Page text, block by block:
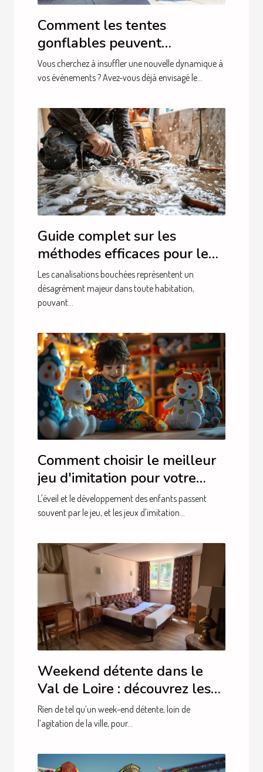
Comment les tentes
gonflables peuvent
dynamiser vos événements
Vous cherchez à insuffler une nouvelle dynamique à
vos événements ? Avez-vous déjà envisagé le...
Guide complet sur les
méthodes efficaces pour le
débouchage de canalisations
Les canalisations bouchées représentent un
désagrément majeur dans toute habitation,
pouvant...
Comment choisir le meilleur
jeu d'imitation pour votre
enfant
L'éveil et le développement des enfants passent
souvent par le jeu, et les jeux d'imitation...
Weekend détente dans le
Val de Loire : découvrez les
hébergements du Moulin de
Crouy !
Rien de tel qu’un week-end détente, loin de
l’agitation de la ville, pour...